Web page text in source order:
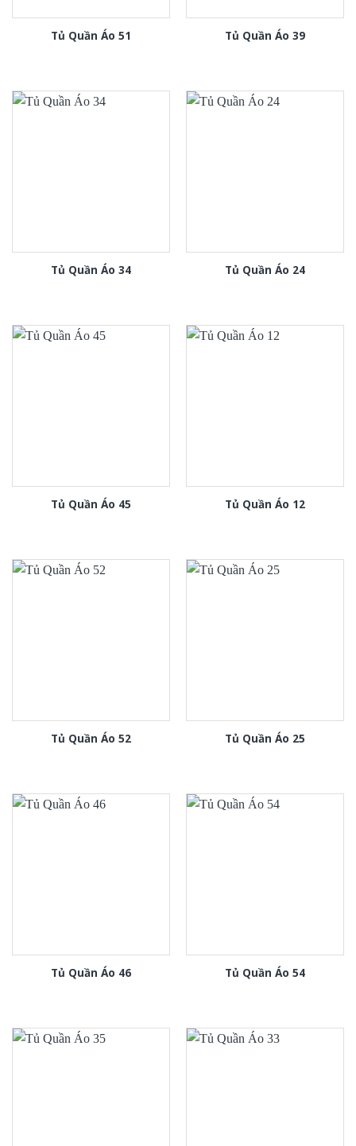
Tủ Quần Áo 51 Tủ Quần Áo 39
Tủ Quần Áo 34 Tủ Quần Áo 24
Tủ Quần Áo 45 Tủ Quần Áo 12
Tủ Quần Áo 52 Tủ Quần Áo 25
Tủ Quần Áo 46 Tủ Quần Áo 54